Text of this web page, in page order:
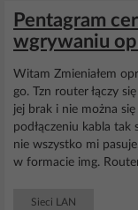
Pentagram
wgrywaniu
Witam Zmieniałem
go. Tzn router łączy
jej brak i nie można
podłączeniu kabla tak
nie wszystko mi
w formacie img.
Sieci LAN